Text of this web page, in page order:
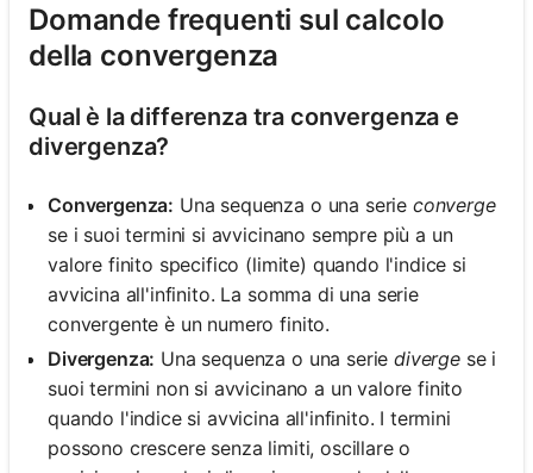
Domande frequenti sul calcolo
della convergenza
Qual è la differenza tra convergenza e
divergenza?
Convergenza: Una sequenza o una serie converge
se i suoi termini si avvicinano sempre più a un
valore finito specifico (limite) quando l'indice si
avvicina all'infinito. La somma di una serie
convergente è un numero finito.
Divergenza: Una sequenza o una seriedivergese i
suoi termini non si avvicinano a un valore finito
quando l'indice si avvicina all'infinito. I termini
possono crescere senza limiti, oscillare o